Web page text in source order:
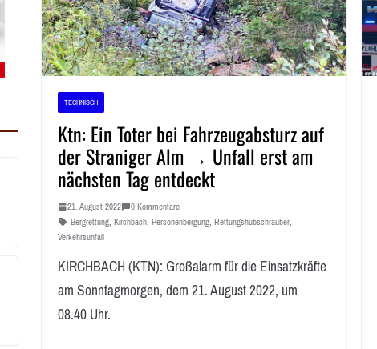
TECHNISCH
Ktn: Ein Toter bei Fahrzeugabsturz auf
der Straniger Alm → Unfall erst am
nächsten Tag entdeckt
21. August 2022 0 Kommentare
Bergrettung, Kirchbach, Personenbergung, Rettungshubschrauber,
Verkehrsunfall
KIRCHBACH (KTN): Großalarm für die Einsatzkräfte
am Sonntagmorgen, dem 21. August 2022, um
08.40 Uhr.